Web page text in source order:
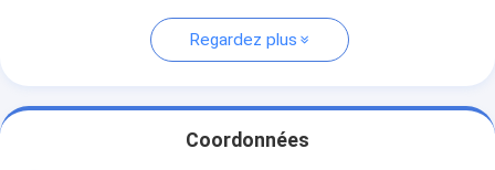
Regardez plus
Coordonnées